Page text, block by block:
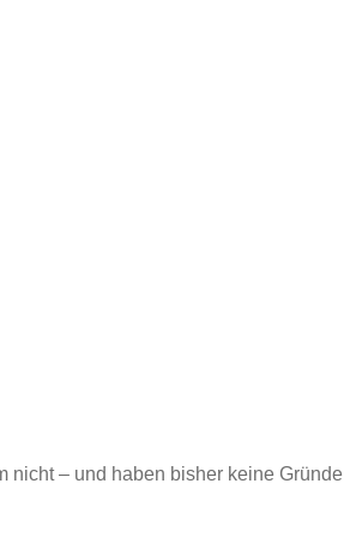
nicht – und haben bisher keine Gründe